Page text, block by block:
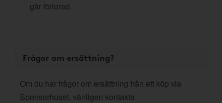
går förlorad.
Frågor om ersättning?
Om du har frågor om ersättning från ett köp via
Sponsorhuset, vänligen kontakta